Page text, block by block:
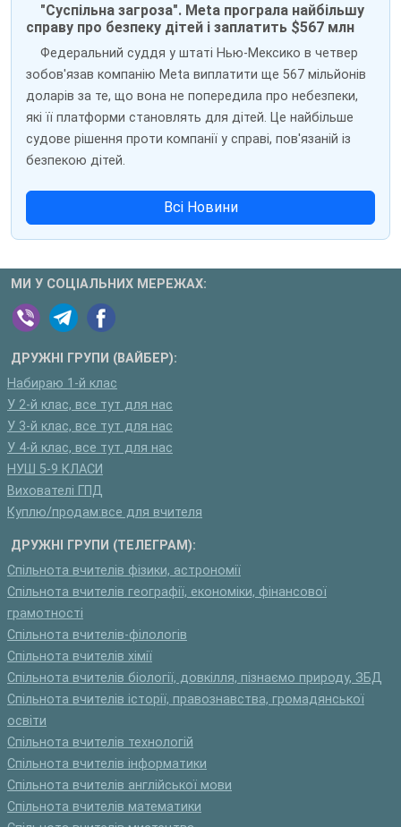
"Суспільна загроза". Meta програла найбільшу
справу про безпеку дітей і заплатить $567 млн
Федеральний суддя у штаті Нью-Мексико в четвер
зобов'язав компанію Meta виплатити ще 567 мільйонів
доларів за те, що вона не попередила про небезпеки,
які її платформи становлять для дітей. Це найбільше
судове рішення проти компанії у справі, пов'язаній із
безпекою дітей.
Всі Новини
МИ У СОЦІАЛЬНИХ МЕРЕЖАХ:
ДРУЖНІ ГРУПИ (ВАЙБЕР):
Набираю 1-й клас
У 2-й клас, все тут для нас
У 3-й клас, все тут для нас
У 4-й клас, все тут для нас
НУШ 5-9 КЛАСИ
Вихователі ГПД
Куплю/продам:все для вчителя
ДРУЖНІ ГРУПИ (ТЕЛЕГРАМ):
Спільнота вчителів фізики, астрономії
Спільнота вчителів географії, економіки, фінансової
грамотності
Спільнота вчителів-філологів
Спільнота вчителів хімії
Спільнота вчителів біології, довкілля, пізнаємо природу, ЗБД
Спільнота вчителів історії, правознавства, громадянської
освіти
Спільнота вчителів технологій
Спільнота вчителів інформатики
Спільнота вчителів англійської мови
Спільнота вчителів математики